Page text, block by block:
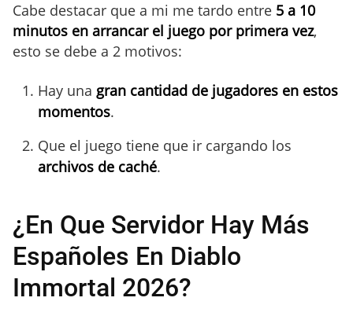
Cabe destacar que a mi me tardo entre 5 a 10
minutos en arrancar el juego por primera vez,
esto se debe a 2 motivos:
Hay una gran cantidad de jugadores en estos
momentos.
Que el juego tiene que ir cargando los
archivos de caché.
¿En Que Servidor Hay Más
Españoles En Diablo
Immortal 2026?